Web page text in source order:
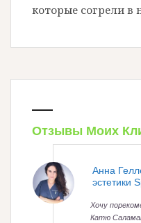
которые согрели в
Отзывы Моих
Анна
эстетики
Хочу
Катю